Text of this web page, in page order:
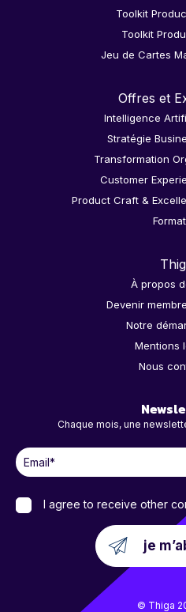
Toolkit
Toolkit
Jeu de Cartes
Offres et
Intelligence
Stratégie
Transformation
Customer
Product Craft &
À propos
Devenir
Notre
Mentions
Nous
Chaque mois, une
I agree to receive other
© Thiga